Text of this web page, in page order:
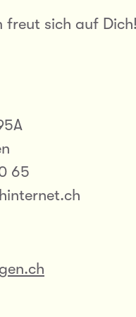
freut sich auf
65